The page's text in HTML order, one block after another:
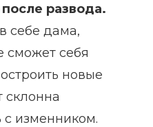
развода.
себе дама,
сможет себя
новые
склонна
изменником.